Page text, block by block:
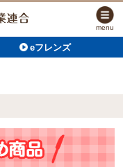
eフレンズ
menu